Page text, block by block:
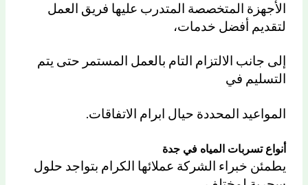
الأجهزة المتخصصة المتدرب عليها فريق العمل
لتقديم أفضل خدمات،
إلى جانب الالتزام التام بالعمل المستمر حتى يتم
التسليم في
المواعيد المحددة حيال ابرام الاتفاقات.
أنواع تسربات المياه في جدة
يطمئن خبراء الشركة عملائها الكرام بتواجد حلول